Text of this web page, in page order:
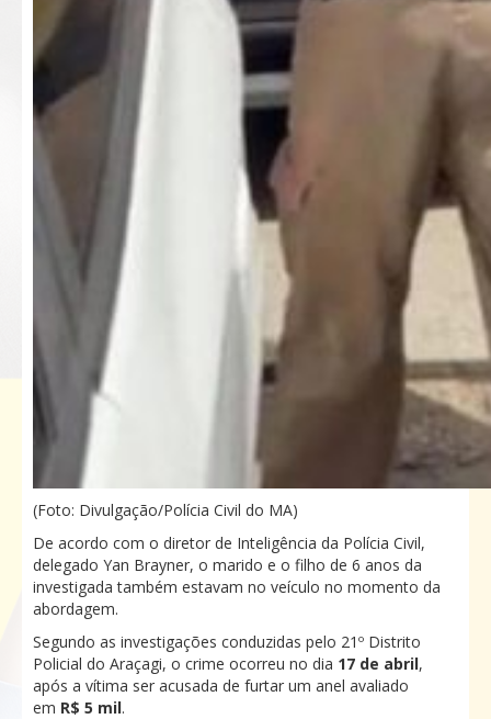
(Foto: Divulgação/Polícia Civil do MA)
De acordo com o diretor de Inteligência da Polícia Civil,
delegado Yan Brayner, o marido e o filho de 6 anos da
investigada também estavam no veículo no momento da
abordagem.
Segundo as investigações conduzidas pelo 21º Distrito
Policial do Araçagi, o crime ocorreu no dia 17 de abril,
após a vítima ser acusada de furtar um anel avaliado
em R$ 5 mil.